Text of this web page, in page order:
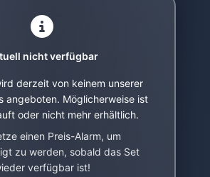
nicht verfügbar
derzeit von keinem unserer
angeboten. Möglicherweise ist
oder nicht mehr erhältlich.
einen Preis-Alarm, um
zu werden, sobald das Set
verfügbar ist!